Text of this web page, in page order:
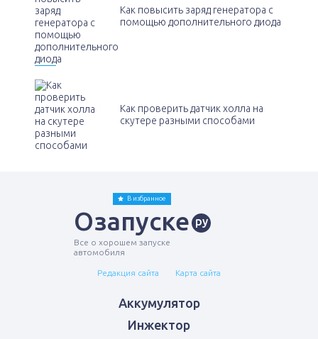
Как повысить заряд генератора с
помощью дополнительного диода
Как проверить датчик холла на
скутере разными способами
Озапуске ру
Все о хорошем запуске
автомобиля
В избранное
Редакция сайта Карта сайта
Аккумулятор
Инжектор